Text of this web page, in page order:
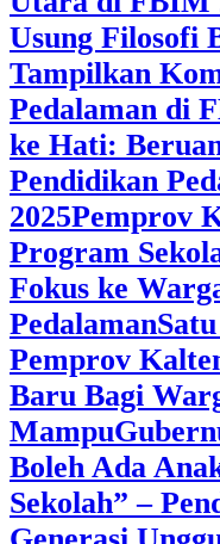
Usung Filosofi
Tampilkan
Pedalaman di
ke Hati:
Pendidikan
2025‎Pemprov
Program
Fokus ke
Pedalaman
Pemprov
Baru Bagi
Mampu
Boleh Ada
Sekolah” –